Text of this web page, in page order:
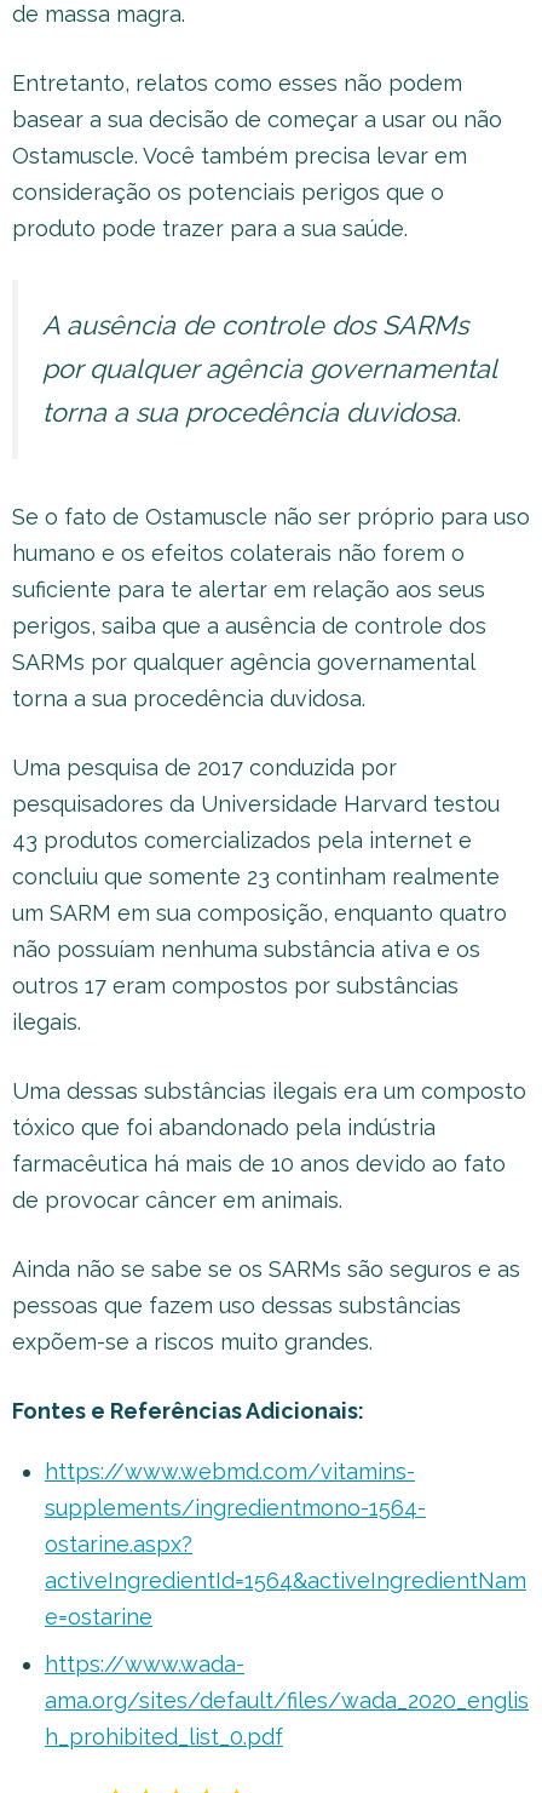
de massa magra.
Entretanto, relatos como esses não podem
basear a sua decisão de começar a usar ou não
Ostamuscle. Você também precisa levar em
consideração os potenciais perigos que o
produto pode trazer para a sua saúde.
A ausência de controle dos SARMs
por qualquer agência governamental
torna a sua procedência duvidosa.
Se o fato de Ostamuscle não ser próprio para uso
humano e os efeitos colaterais não forem o
suficiente para te alertar em relação aos seus
perigos, saiba que a ausência de controle dos
SARMs por qualquer agência governamental
torna a sua procedência duvidosa.
Uma pesquisa de 2017 conduzida por
pesquisadores da Universidade Harvard testou
43 produtos comercializados pela internet e
concluiu que somente 23 continham realmente
um SARM em sua composição, enquanto quatro
não possuíam nenhuma substância ativa e os
outros 17 eram compostos por substâncias
ilegais.
Uma dessas substâncias ilegais era um composto
tóxico que foi abandonado pela indústria
farmacêutica há mais de 10 anos devido ao fato
de provocar câncer em animais.
Ainda não se sabe se os SARMs são seguros e as
pessoas que fazem uso dessas substâncias
expõem-se a riscos muito grandes.
Fontes e Referências Adicionais:
https://www.webmd.com/vitamins-
supplements/ingredientmono-1564-
ostarine.aspx?
activeIngredientId=1564&activeIngredientNam
e=ostarine
https://www.wada-
ama.org/sites/default/files/wada_2020_englis
h_prohibited_list_0.pdf